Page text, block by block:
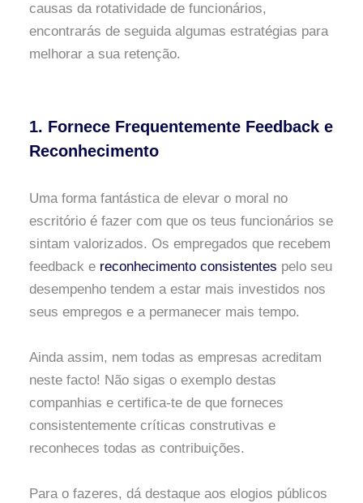
causas da rotatividade de funcionários,
encontrarás de seguida algumas estratégias para
melhorar a sua retenção.
1. Fornece Frequentemente Feedback e
Reconhecimento
Uma forma fantástica de elevar o moral no
escritório é fazer com que os teus funcionários se
sintam valorizados. Os empregados que recebem
feedback e reconhecimento consistentes pelo seu
desempenho tendem a estar mais investidos nos
seus empregos e a permanecer mais tempo.
Ainda assim, nem todas as empresas acreditam
neste facto! Não sigas o exemplo destas
companhias e certifica-te de que forneces
consistentemente críticas construtivas e
reconheces todas as contribuições.
Para o fazeres, dá destaque aos elogios públicos